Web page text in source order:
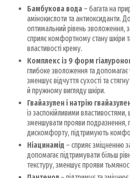
Бамбукова вода – багата на
амінокислоти та антиоксиданти.
оптимальний рівень зволоження,
сприяє комфортному стану шкіри
властивості крему.
Комплекс із 9 форм
глибоке зволоження та допомагає
зменшує відчуття сухості та
й пружному вигляду шкіри.
Гвайазулен і натрію
із заспокійливими
зменшувати прояви подразнення,
дискомфорту, підтримують
Ніацинамід – сприяє зміцненню
допомагає підтримувати більш
текстуру, зменшує прояви